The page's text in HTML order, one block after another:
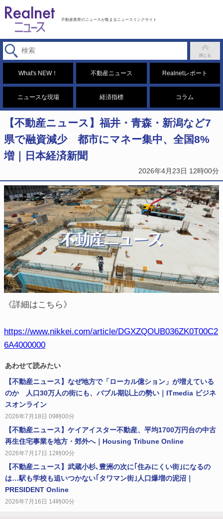
不動産業界のニュースが集まるニュースリンクサイト
What's NEW！ 不動産ニュース Realnetレポート
ニュースな現場 経済指標 コラム
【不動産ニュース】福井・青森・新潟など7
県で融資減少 都市にマネー集中、全国8%
増｜日本経済新聞
2026年4月23日 12時00分
《詳細はこちら》
https://www.nikkei.com/article/DGXZQOUB036ZK0T00C2
6A4000000
あわせて読みたい
【不動産ニュース】なぜ地方で「ローカル億ション」が増えている
のか 人口30万人の街にも、バブル期以上の勢い｜ITmedia ビジネ
スオンライン
2026年7月18日 09時00分
【不動産ニュース】ケイアイスター不動産、平均1700万円台の中古
再生住宅事業を地方・郊外へ｜Housing Tribune Online
2026年7月17日 12時00分
【不動産ニュース】武蔵小杉､豊洲の次に｢住みにくい街｣になるの
は…駅も学校も追いつかない｢タワマン街｣人口爆増の泥沼｜
PRESIDENT Online
2026年7月16日 14時00分